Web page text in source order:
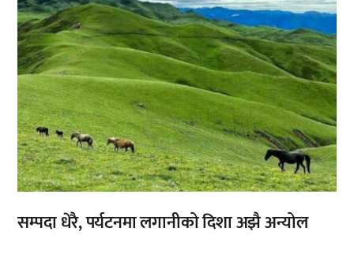
सम्पदा धेरै, पर्यटनमा लगानीको दिशा अझै अन्योल